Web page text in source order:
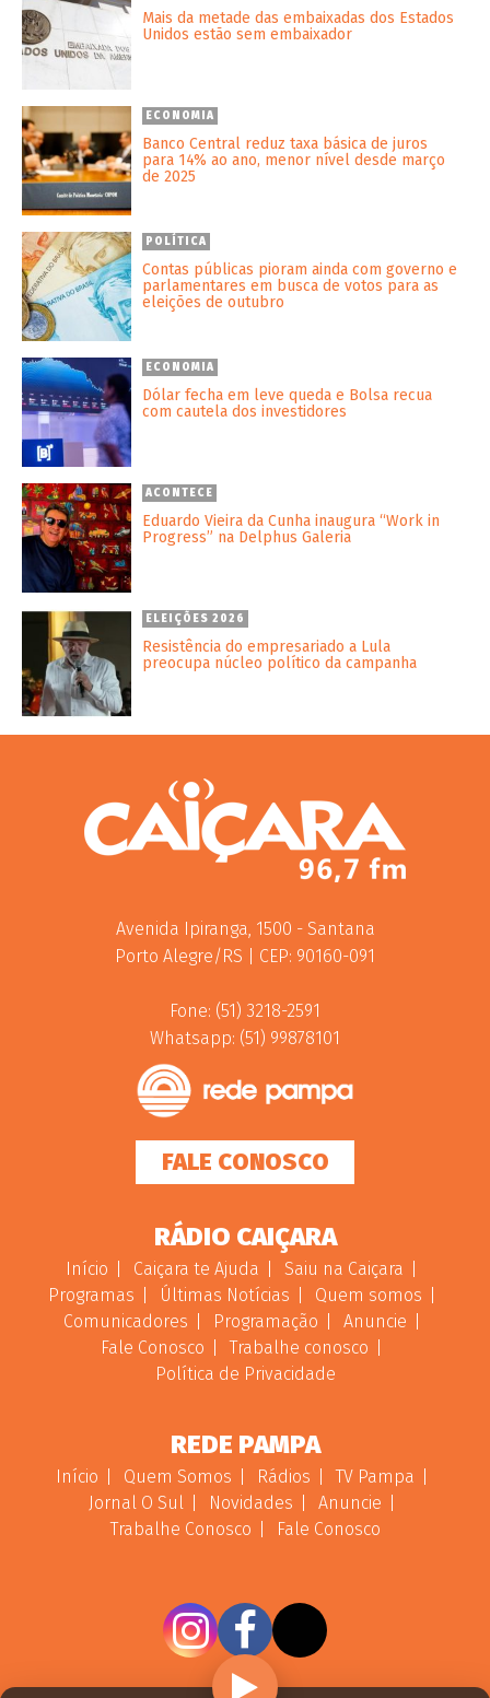
Mais da metade das embaixadas dos Estados
Unidos estão sem embaixador
ECONOMIA
Banco Central reduz taxa básica de juros
para 14% ao ano, menor nível desde março
de 2025
POLÍTICA
Contas públicas pioram ainda com governo e
parlamentares em busca de votos para as
eleições de outubro
ECONOMIA
Dólar fecha em leve queda e Bolsa recua
com cautela dos investidores
ACONTECE
Eduardo Vieira da Cunha inaugura “Work in
Progress” na Delphus Galeria
ELEIÇÕES 2026
Resistência do empresariado a Lula
preocupa núcleo político da campanha
Avenida Ipiranga, 1500 - Santana
Porto Alegre/RS | CEP: 90160-091
Fone: (51) 3218-2591
Whatsapp: (51) 99878101
FALE CONOSCO
RÁDIO CAIÇARA
Início Caiçara te Ajuda
Saiu na Caiçara
Programas
Últimas Notícias
Quem somos
Comunicadores
Programação
Anuncie
Fale Conosco
Trabalhe conosco
Política de Privacidade
REDE PAMPA
Início Quem Somos Rádios
TV Pampa
Jornal O Sul
Novidades
Anuncie
Trabalhe Conosco
Fale Conosco